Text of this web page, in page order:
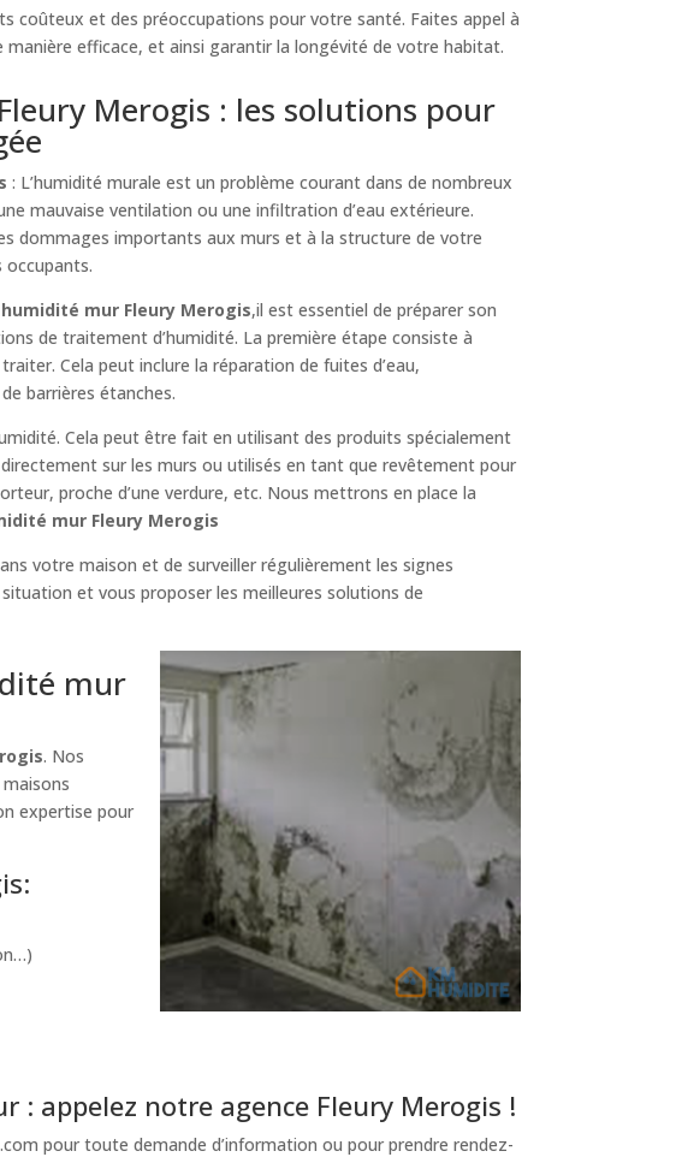
coûteux et des préoccupations pour votre santé. Faites appel à
efficace, et ainsi garantir la longévité de votre habitat.
Merogis : les solutions pour
: L’humidité murale est un problème courant dans de nombreux
mauvaise ventilation ou une infiltration d’eau extérieure.
dommages importants aux murs et à la structure de votre
occupants.
mur Fleury Merogis,il est essentiel de préparer son
de traitement d’humidité. La première étape consiste à
Cela peut inclure la réparation de fuites d’eau,
barrières étanches.
Cela peut être fait en utilisant des produits spécialement
sur les murs ou utilisés en tant que revêtement pour
proche d’une verdure, etc. Nous mettrons en place la
mur Fleury Merogis
votre maison et de surveiller régulièrement les signes
et vous proposer les meilleures solutions de
mur
. Nos
expertise pour
appelez notre agence Fleury Merogis !
pour toute demande d’information ou pour prendre rendez-